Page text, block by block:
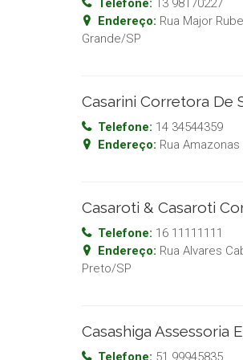
Telefone:
13 98170227
Endereço: Rua Major
Grande/SP
Casarini Corretora De
Telefone: 14 34544359
Endereço: Rua Amazonas
Casaroti & Casaroti
Telefone: 16 11111111
Endereço: Rua Alvares
Preto/SP
Casashiga Assessoria
Telefone: 51 99945835